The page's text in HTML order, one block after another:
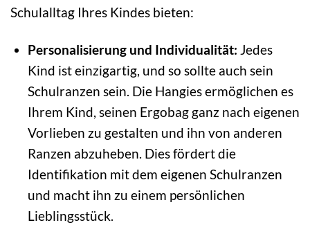
Schulalltag Ihres Kindes bieten:
Personalisierung und Individualität: Jedes
Kind ist einzigartig, und so sollte auch sein
Schulranzen sein. Die Hangies ermöglichen es
Ihrem Kind, seinen Ergobag ganz nach eigenen
Vorlieben zu gestalten und ihn von anderen
Ranzen abzuheben. Dies fördert die
Identifikation mit dem eigenen Schulranzen
und macht ihn zu einem persönlichen
Lieblingsstück.